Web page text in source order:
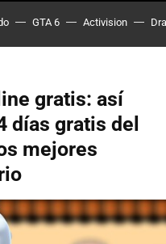
GTA 6 Activision
gratis: así
días gratis del
mejores